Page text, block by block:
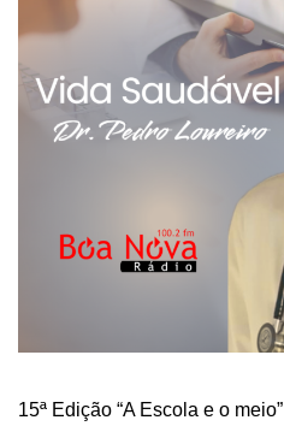
15ª Edição “A Escola e o meio”